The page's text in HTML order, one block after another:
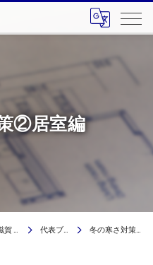
②居室編
代表ブログ 冬の寒さ対策②居室編